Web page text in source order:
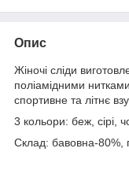
Опис
Жіночі сліди
поліамідними
спортивне та літнє
3 кольори: беж, сірі,
Склад: бавовна-80%,